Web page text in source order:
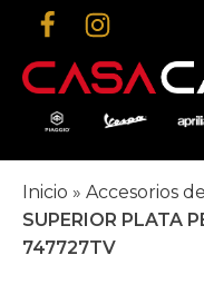
Inicio » Accesorios
SUPERIOR PLATA
747727TV